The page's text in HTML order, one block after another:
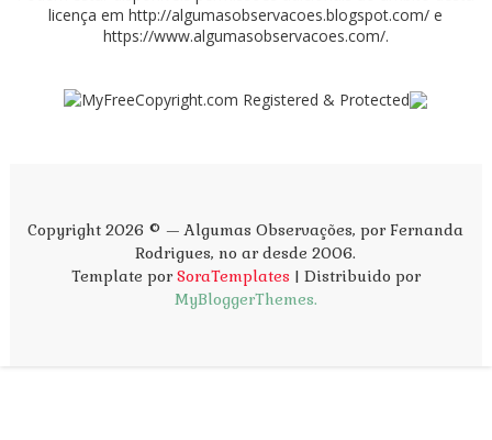
licença emhttp://algumasobservacoes.blogspot.com/ e
https://www.algumasobservacoes.com/.
Copyright 2026 © — Algumas Observações, por Fernanda
Rodrigues, no ar desde 2006.
Template porSoraTemplates | Distribuido por
MyBloggerThemes.